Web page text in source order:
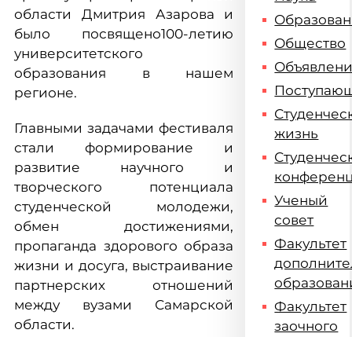
области Дмитрия Азарова и
было посвящено100-летию
университетского
образования в нашем
регионе.
Главными задачами фестиваля
стали формирование и
развитие научного и
творческого потенциала
студенческой молодежи,
обмен достижениями,
пропаганда здорового образа
жизни и досуга, выстраивание
партнерских отношений
между вузами Самарской
области.
Общество
жизнь
Ученый
совет
Факультет
Факультет
заочного